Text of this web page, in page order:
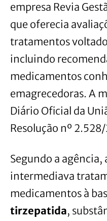
empresa Revia
que oferecia
tratamentos
incluindo
medicamentos
emagrecedoras. A
Diário Oficial da
Resolução nº
Segundo a
intermediava
medicamentos à
tirzepatida,